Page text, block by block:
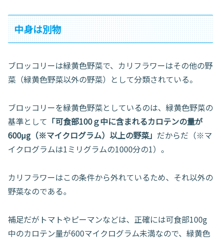
中身は別物
ブロッコリーは緑黄色野菜で、カリフラワーはその他の野
菜（緑黄色野菜以外の野菜）として分類されている。
ブロッコリーを緑黄色野菜としているのは、緑黄色野菜の
基準として 「可食部100ｇ中に含まれるカロテンの量が
600μg（※マイクログラム）以上の野菜」 だからだ（※マ
イクログラムは1ミリグラムの1000分の1）。
カリフラワーはこの条件から外れているため、それ以外の
野菜なのである。
補足だがトマトやピーマンなどは、正確には可食部100g
中のカロテン量が600マイクログラム未満なので、緑黄色